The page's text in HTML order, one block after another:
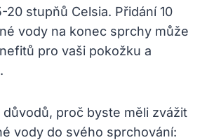
20 stupňů Celsia. Přidání 10
vody na konec sprchy může
pro vaši pokožku a
důvodů, proč byste měli zvážit
vody do svého sprchování: